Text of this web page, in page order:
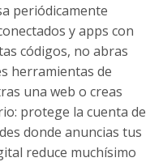
periódicamente
y apps con
códigos, no abras
herramientas de
una web o creas
protege la cuenta de
donde anuncias tus
reduce muchísimo